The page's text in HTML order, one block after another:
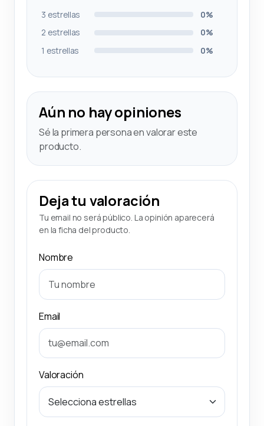
3 estrellas
0%
2 estrellas
0%
1 estrellas
0%
Aún no hay opiniones
Sé la primera persona en valorar este
producto.
Deja tu valoración
Tu email no será público. La opinión aparecerá
en la ficha del producto.
Nombre
Email
Valoración